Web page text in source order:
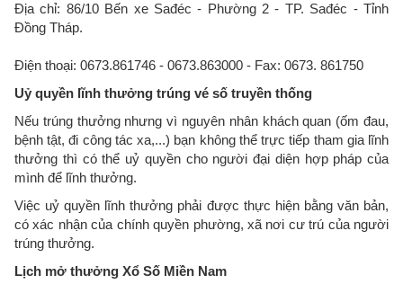
Địa chỉ: 86/10 Bến xe Sađéc - Phường 2 - TP. Sađéc - Tỉnh
Đồng Tháp.
Điện thoại: 0673.861746 - 0673.863000 - Fax: 0673. 861750
Uỷ quyền lĩnh thưởng trúng vé số truyền thống
Nếu trúng thưởng nhưng vì nguyên nhân khách quan (ốm đau,
bệnh tật, đi công tác xa,...) bạn không thể trực tiếp tham gia lĩnh
thưởng thì có thể uỷ quyền cho người đại diện hợp pháp của
mình để lĩnh thưởng.
Việc uỷ quyền lĩnh thưởng phải được thực hiện bằng văn bản,
có xác nhận của chính quyền phường, xã nơi cư trú của người
trúng thưởng.
Lịch mở thưởng Xổ Số Miền Nam